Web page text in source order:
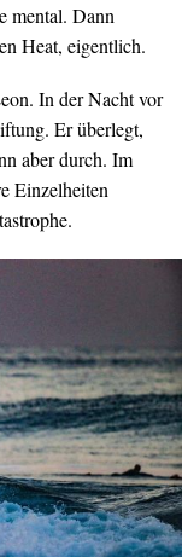
mental. Dann
Heat, eigentlich.
In der Nacht vor
Er überlegt,
aber durch. Im
Einzelheiten